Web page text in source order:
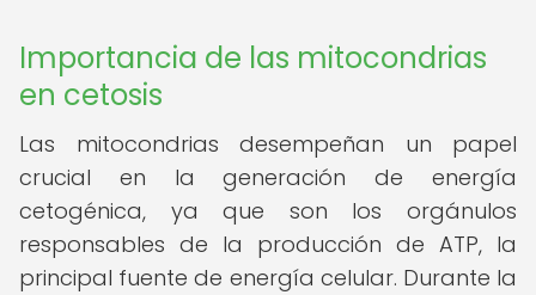
Importancia de las mitocondrias
en cetosis
Las mitocondrias desempeñan un papel
crucial en la generación de energía
cetogénica, ya que son los orgánulos
responsables de la producción de ATP, la
principal fuente de energía celular. Durante la